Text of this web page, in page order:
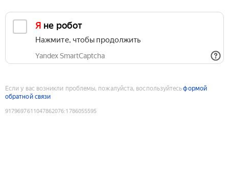
Я не робот
Нажмите, чтобы продолжить
Yandex SmartCaptcha
Если у вас возникли проблемы, пожалуйста, воспользуйтесьформой
обратной связи
9179697611047862076:1786055595